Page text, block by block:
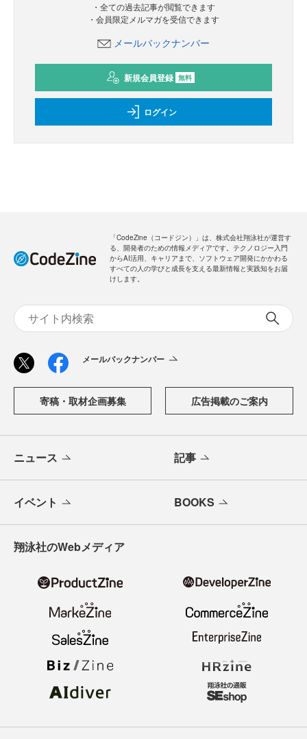
・全ての過去記事が閲覧できます
・会員限定メルマガを受信できます
メールバックナンバー
新規会員登録 無料
ログイン
「CodeZine（コードジン）」は、株式会社翔泳社が運営す
る、開発者のための情報メディアです。テクノロジー入門
からAI活用、キャリアまで、ソフトウェア開発にかかわる
すべての人の学びと成長を支える最新情報と実践知をお届
けします。
メールバックナンバー
寄稿・取材企画募集 広告掲載のご案内
ニュース 記事
イベント BOOKS
翔泳社のWebメディア